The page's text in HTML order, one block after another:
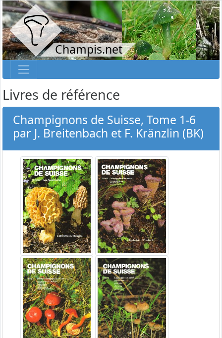
Champis.net
Livres de référence
Champignons de Suisse, Tome 1-6
par J. Breitenbach et F. Kränzlin (BK)